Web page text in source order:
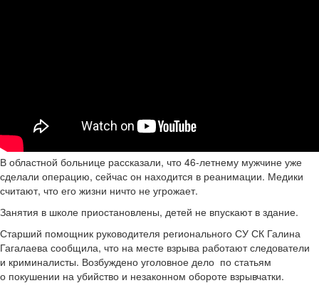
В областной больнице рассказали, что 46-летнему мужчине уже
сделали операцию, сейчас он находится в реанимации. Медики
считают, что его жизни ничто не угрожает.
Занятия в школе приостановлены, детей не впускают в здание.
Старший помощник руководителя регионального СУ СК Галина
Гагалаева сообщила, что на месте взрыва работают следователи
и криминалисты. Возбуждено уголовное дело по статьям
о покушении на убийство и незаконном обороте взрывчатки.